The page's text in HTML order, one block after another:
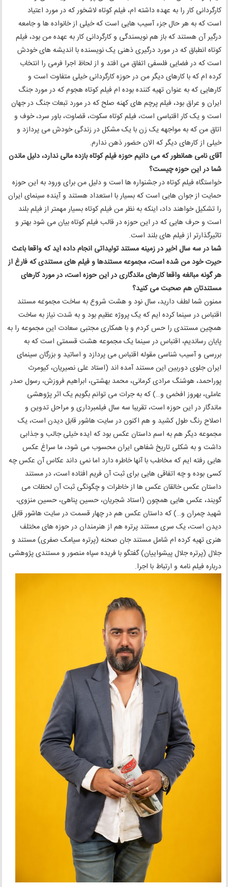
کارگردانی کار را به عهده داشته ام، فیلم کوتاه لاشخور که در مورد اعتیاد
است که به هر حال جزء آسیب هایی است که خیلی از خانواده ها و جامعه
درگیر آن هستند که باز هم نویسندگی و کارگردانی کار به عهده من بود، فیلم
کوتاه انطباق که در مورد درگیری ذهنی یک نویسنده با اندیشه های خودش
است که در فضایی فلسفی اتفاق می افتد و از لحاظ اجرا فرمی را انتخاب
کرده ام که با کارهای دیگر من در حوزه کارگردانی خیلی متفاوت است و
کارهایی که به عنوان تهیه کننده بوده ام فیلم کوتاه هجوم که در مورد جنگ
ایران و عراق بود، فیلم پرچم های کهنه صلح که در مورد تبعات جنگ در جهان
است و یک کار اقتباسی است، فیلم کوتاه سکوت، قضاوت، باور سرد، خوف و
اتاق من که به مواجهه یک زن با یک مشکل در زندگی خودش می پردازد و
خیلی از کارهای دیگر که الان حضور ذهن ندارم.
آقای نامی همانطور که می دانیم حوزه فیلم کوتاه بازده مالی ندارد، دلیل ماندن
شما در این حوزه چیست؟
خواستگاه فیلم کوتاه در جشنواره ها است و دلیل من برای ورود به این حوزه
حمایت از جوان هایی است که بسیار با استعداد هستند و آینده سینمای ایران
را تشکیل خواهند داد، اینکه به نظر من فیلم کوتاه بسیار مهمتر از فیلم بلند
است و حرف هایی که در این حوزه در قالب فیلم کوتاه بیان می شود بهتر و
تاثیرگذارتر از فیلم های بلند است.
شما در سه سال اخیر در زمینه مستند تولیداتی انجام داده اید که واقعا باعث
حیرت خود من شده است، مجموعه مستندها و فیلم های مستندی که فارغ از
هر گونه مبالغه واقعا کارهای ماندگاری در این حوزه است، در مورد کارهای
مستندتان هم صحبت می کنید؟
ممنون شما لطف دارید، سال نود و هشت شروع به ساخت مجموعه مستند
اقتباس در سینما کرده ایم که یک پروژه عظیم بود و به شدت نیاز به ساخت
همچین مستندی را حس کردم و با همکاری مجتبی سعادت این مجموعه را به
پایان رساندیم، اقتباس در سینما یک مجموعه هشت قسمتی است که به
بررسی و آسیب شناسی مقوله اقتباس می پردازد و اساتید و بزرگان سینمای
ایران جلوی دوربین این مستند آمده اند (استاد علی نصیریان، کیومرث
پوراحمد، هوشنگ مرادی کرمانی، محمد بهشتی، ابراهیم فروزش، رسول صدر
عاملی، بهروز افخمی و…) که به جرات می توانم بگویم یک اثر پژوهشی
ماندگار در این حوزه است، تقریبا سه سال فیلمبرداری و مراحل تدوین و
اصلاح رنگ طول کشید و هم اکنون در سایت هاشور قابل دیدن است، یک
مجموعه دیگر هم به اسم داستان عکس بود که ایده خیلی جالب و جذابی
داشت و به شکلی تاریخ شفاهی ایران محسوب می شود، ما سراغ عکس
هایی رفته ایم که مخاطب با آنها خاطره دارد اما نمی داند عکاس آن عکس چه
کسی بوده و چه اتفاقی هایی برای ثبت آن فریم افتاده است، در مستند
داستان عکس خالقان عکس ها از خاطرات و چگونگی ثبت آن لحظات می
گویند، عکس هایی همچون (استاد شجریان، حسین پناهی، حسین منزوی،
شهید چمران و…) که داستان عکس هم در چهار قسمت در سایت هاشور قابل
دیدن است، یک سری مستند پرتره هم از هنرمندان در حوزه های مختلف
هنری تهیه کرده ام شامل مستند جان صحنه (پرتره سیامک صفری) مستند و
جلال (پرتره جلال پیشواییان) گفتگو با فریده سپاه منصور و مستندی پژوهشی
درباره فیلم نامه و ارتباط با اجرا.